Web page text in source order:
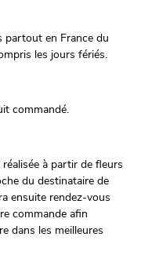
partout en France du
les jours fériés.
commandé.
à partir de fleurs
du destinataire de
ensuite rendez-vous
commande afin
dans les meilleures